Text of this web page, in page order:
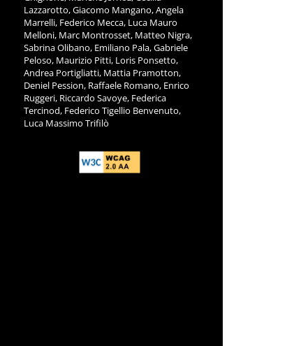
Lazzarotto, Giacomo Mangano, Angela
Marrelli, Federico Mecca, Luca Mauro
Melloni, Marc Montrosset, Matteo Nigra,
Sabrina Olibano, Emiliano Pala, Gabriele
Peloso, Maurizio Pitti, Loris Ponsetto,
Andrea Portigliatti, Mattia Pramotton,
Deniel Pession, Raffaele Romano, Enrico
Ruggeri, Riccardo Savoye, Federica
Tercinod, Federico Tigellio Benvenuto,
Luca Massimo Trifilò